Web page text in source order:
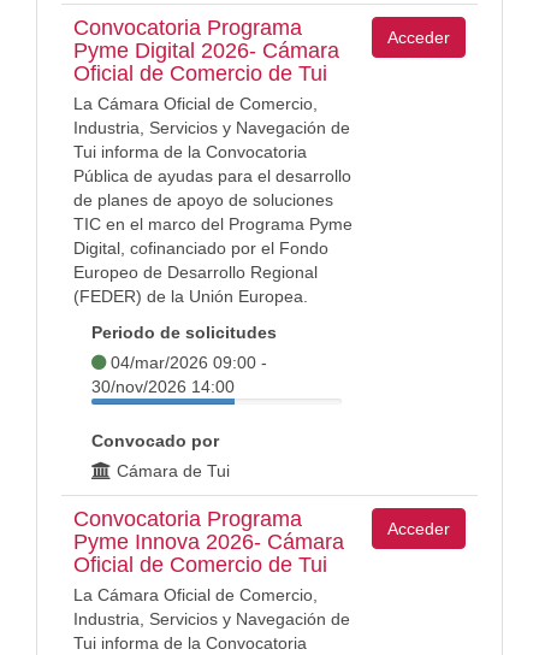
Convocatoria Programa
Pyme Digital 2026- Cámara
Oficial de Comercio de Tui
La Cámara Oficial de Comercio,
Industria, Servicios y Navegación de
Tui informa de la Convocatoria
Pública de ayudas para el desarrollo
de planes de apoyo de soluciones
TIC en el marco del Programa Pyme
Digital, cofinanciado por el Fondo
Europeo de Desarrollo Regional
(FEDER) de la Unión Europea.
Periodo de solicitudes
04/mar/2026 09:00 -
30/nov/2026 14:00
Convocado por
Cámara de Tui
Acceder
Convocatoria Programa
Pyme Innova 2026- Cámara
Oficial de Comercio de Tui
La Cámara Oficial de Comercio,
Industria, Servicios y Navegación de
Tui informa de la Convocatoria
Acceder